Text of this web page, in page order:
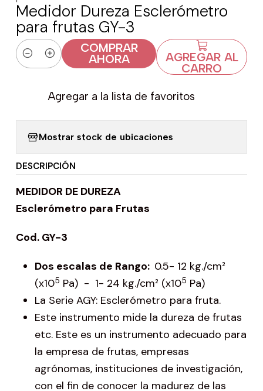
Medidor Dureza Esclerómetro
para frutas GY-3
Cantidad AGREGAR AL
CARRO
COMPRAR
AHORA
Agregar a la lista de favoritos
Mostrar stock de ubicaciones
DESCRIPCIÓN
MEDIDOR DE DUREZA
Esclerómetro para Frutas
Cod. GY-3
Dos escalas de Rango: 0.5- 12 kg./cm²
(x105 Pa) - 1- 24 kg./cm² (x105 Pa)
La Serie AGY: Esclerómetro para fruta.
Este instrumento mide la dureza de frutas
etc. Este es un instrumento adecuado para
la empresa de frutas, empresas
agrónomas, instituciones de investigación,
con el fin de conocer la madurez de las